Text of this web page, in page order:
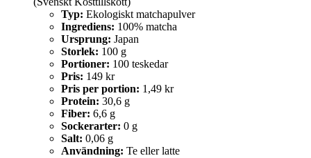
Typ: Ekologiskt matchapulver
Ingrediens: 100% matcha
Ursprung: Japan
Storlek: 100 g
Portioner: 100 teskedar
Pris: 149 kr
Pris per portion: 1,49 kr
Protein: 30,6 g
Fiber: 6,6 g
Sockerarter: 0 g
Salt: 0,06 g
Användning: Te eller latte